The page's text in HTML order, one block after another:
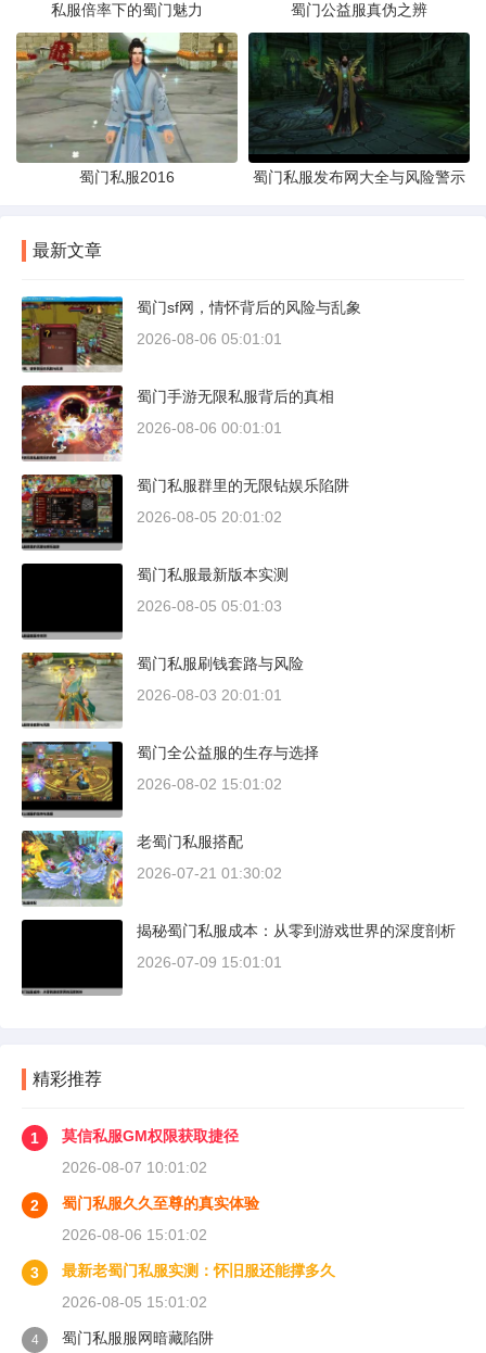
私服倍率下的蜀门魅力 蜀门公益服真伪之辨
蜀门私服2016 蜀门私服发布网大全与风险警示
最新文章
蜀门sf网，情怀背后的风险与乱象
2026-08-06 05:01:01
蜀门手游无限私服背后的真相
2026-08-06 00:01:01
蜀门私服群里的无限钻娱乐陷阱
2026-08-05 20:01:02
蜀门私服最新版本实测
2026-08-05 05:01:03
蜀门私服刷钱套路与风险
2026-08-03 20:01:01
蜀门全公益服的生存与选择
2026-08-02 15:01:02
老蜀门私服搭配
2026-07-21 01:30:02
揭秘蜀门私服成本：从零到游戏世界的深度剖析
2026-07-09 15:01:01
精彩推荐
1
莫信私服GM权限获取捷径
2026-08-07 10:01:02
2
蜀门私服久久至尊的真实体验
2026-08-06 15:01:02
3
最新老蜀门私服实测：怀旧服还能撑多久
2026-08-05 15:01:02
4 蜀门私服服网暗藏陷阱